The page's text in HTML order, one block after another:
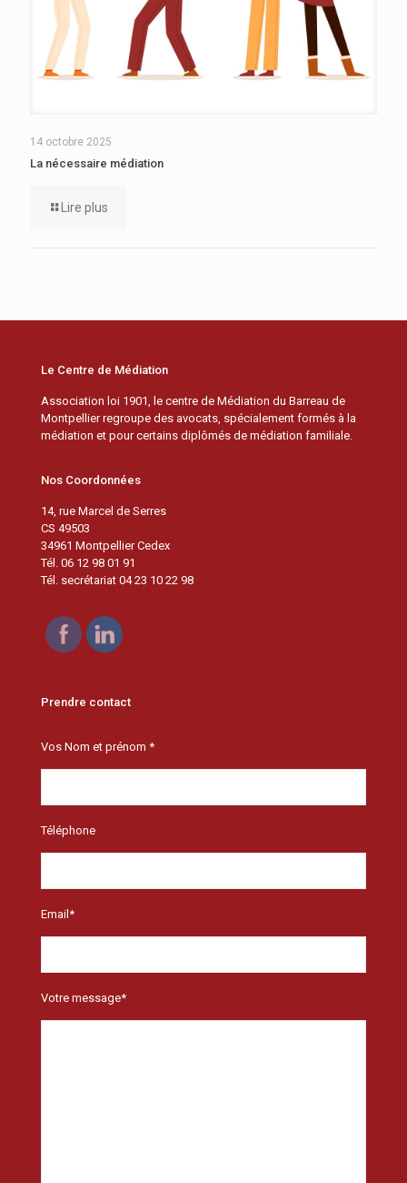
14 octobre 2025
La nécessaire médiation
Lire plus
Le Centre de Médiation
Association loi 1901, le centre de Médiation du Barreau de
Montpellier regroupe des avocats, spécialement formés à la
médiation et pour certains diplômés de médiation familiale.
Nos Coordonnées
14, rue Marcel de Serres
CS 49503
34961 Montpellier Cedex
Tél. 06 12 98 01 91
Tél. secrétariat 04 23 10 22 98
Prendre contact
Vos Nom et prénom *
Téléphone
Email*
Votre message*